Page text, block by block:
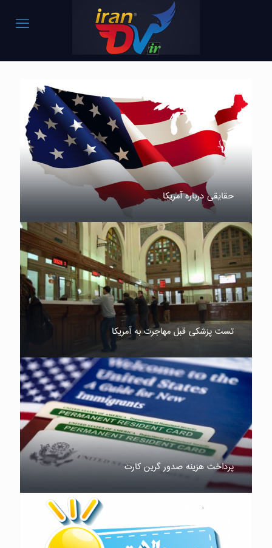
حقایقی درباره آمریکا
تست پزشکی قبل مهاجرت به آمریکا
پرداخت هزینه صدور گرین کارت